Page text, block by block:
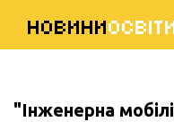
НОВИНИ
"Інженерна